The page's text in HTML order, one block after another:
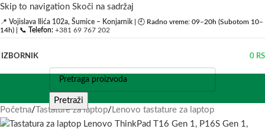
Skip to navigation Skoči na sadržaj
📍 Vojislava Ilića 102a, Šumice – Konjarnik | 🕘 Radno vreme: 09–20h (Subotom 10–
14h) | 📞 Telefon: +381 69 767 202
IZBORNIK 0
Pretraži
Početna/ Tastature za laptop/ Lenovo tastature za laptop